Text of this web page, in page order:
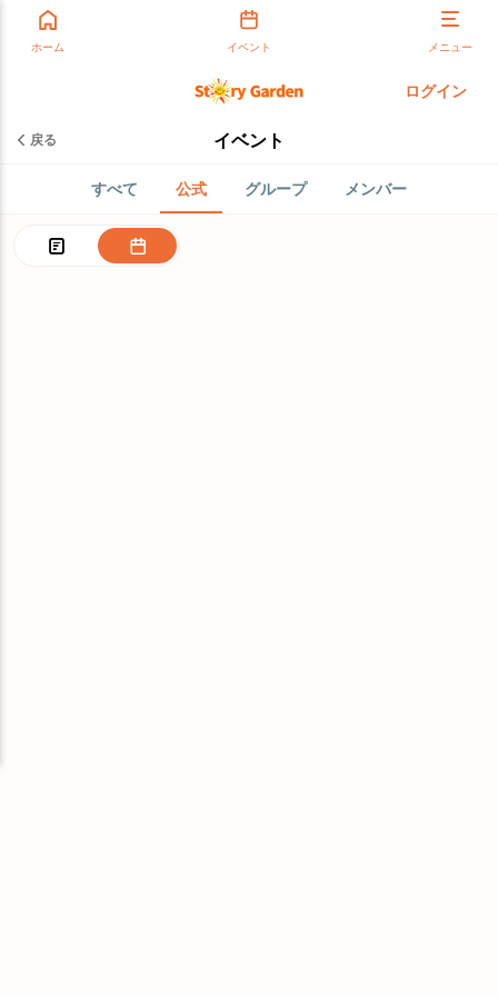
ホーム イベント メニュー
ログイン
戻る イベント
すべて 公式 グループ メンバー